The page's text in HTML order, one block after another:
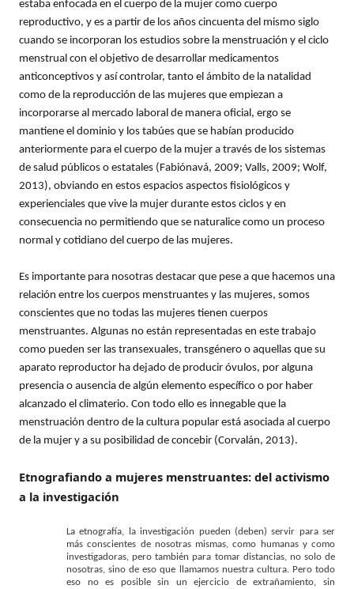
estaba enfocada en el cuerpo de la mujer como cuerpo
reproductivo, y es a partir de los años cincuenta del mismo siglo
cuando se incorporan los estudios sobre la menstruación y el ciclo
menstrual con el objetivo de desarrollar medicamentos
anticonceptivos y así controlar, tanto el ámbito de la natalidad
como de la reproducción de las mujeres que empiezan a
incorporarse al mercado laboral de manera oficial, ergo se
mantiene el dominio y los tabúes que se habían producido
anteriormente para el cuerpo de la mujer a través de los sistemas
de salud públicos o estatales (Fabiónavá, 2009; Valls, 2009; Wolf,
2013), obviando en estos espacios aspectos fisiológicos y
experienciales que vive la mujer durante estos ciclos y en
consecuencia no permitiendo que se naturalice como un proceso
normal y cotidiano del cuerpo de las mujeres.
Es importante para nosotras destacar que pese a que hacemos una
relación entre los cuerpos menstruantes y las mujeres, somos
conscientes que no todas las mujeres tienen cuerpos
menstruantes. Algunas no están representadas en este trabajo
como pueden ser las transexuales, transgénero o aquellas que su
aparato reproductor ha dejado de producir óvulos, por alguna
presencia o ausencia de algún elemento específico o por haber
alcanzado el climaterio. Con todo ello es innegable que la
menstruación dentro de la cultura popular está asociada al cuerpo
de la mujer y a su posibilidad de concebir (Corvalán, 2013).
Etnografiando a mujeres menstruantes: del activismo
a la investigación
La etnografía, la investigación pueden (deben) servir para ser
más conscientes de nosotras mismas, como humanas y como
investigadoras, pero también para tomar distancias, no solo de
nosotras, sino de eso que llamamos nuestra cultura. Pero todo
eso no es posible sin un ejercicio de extrañamiento, sin